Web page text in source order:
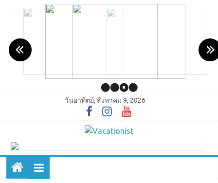
วันอาทิตย์, สิงหาคม 9, 2026